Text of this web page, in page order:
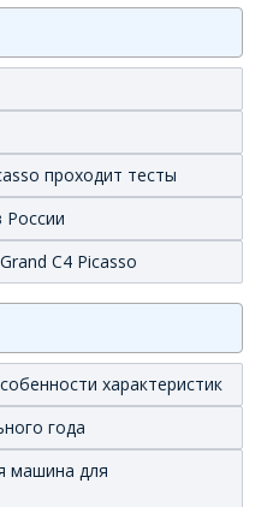
проходит тесты
России
C4 Picasso
характеристик
года
машина для